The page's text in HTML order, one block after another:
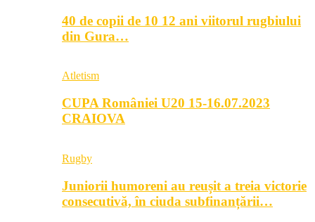
40 de copii de 10 12 ani viitorul rugbiului
din Gura…
Atletism
CUPA României U20 15-16.07.2023
CRAIOVA
Rugby
Juniorii humoreni au reușit a treia victorie
consecutivă, în ciuda subfinanțării…